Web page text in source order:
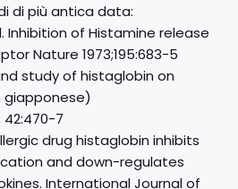
di più antica data:
Inhibition of Histamine release
Nature 1973;195:683-5
study of histaglobin on
42:470-7
drug histaglobin inhibits
and down-regulates
International Journal of